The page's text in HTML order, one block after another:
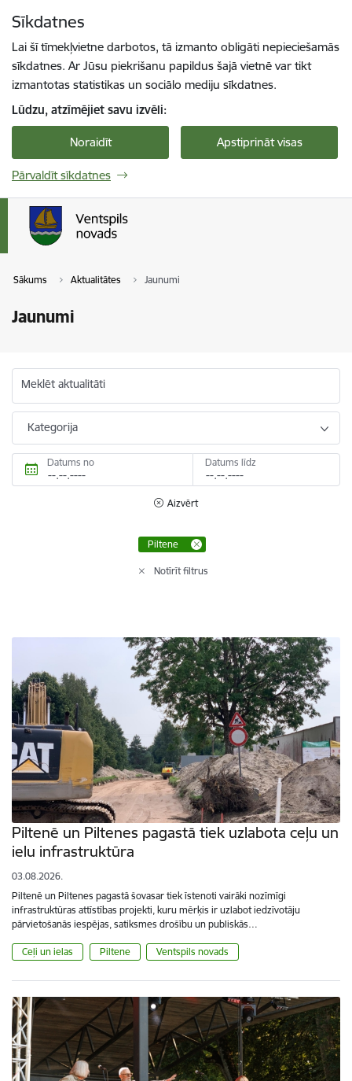
Sīkdatnes
Lai šī tīmekļvietne darbotos, tā izmanto obligāti nepieciešamās
sīkdatnes. Ar Jūsu piekrišanu papildus šajā vietnē var tikt
izmantotas statistikas un sociālo mediju sīkdatnes.
Lūdzu, atzīmējiet savu izvēli:
Noraidīt Apstiprināt visas
Pārvaldīt sīkdatnes
Sākums Aktualitātes Jaunumi
Jaunumi
Meklēt aktualitāti
Kategorija
Datums no Datums līdz
Aizvērt
Piltene
Notīrīt filtrus
Piltenē un Piltenes pagastā tiek uzlabota ceļu un
ielu infrastruktūra
03.08.2026.
Piltenē un Piltenes pagastā šovasar tiek īstenoti vairāki nozīmīgi
infrastruktūras attīstības projekti, kuru mērķis ir uzlabot iedzīvotāju
pārvietošanās iespējas, satiksmes drošību un publiskās…
Ceļi un ielas Piltene Ventspils novads